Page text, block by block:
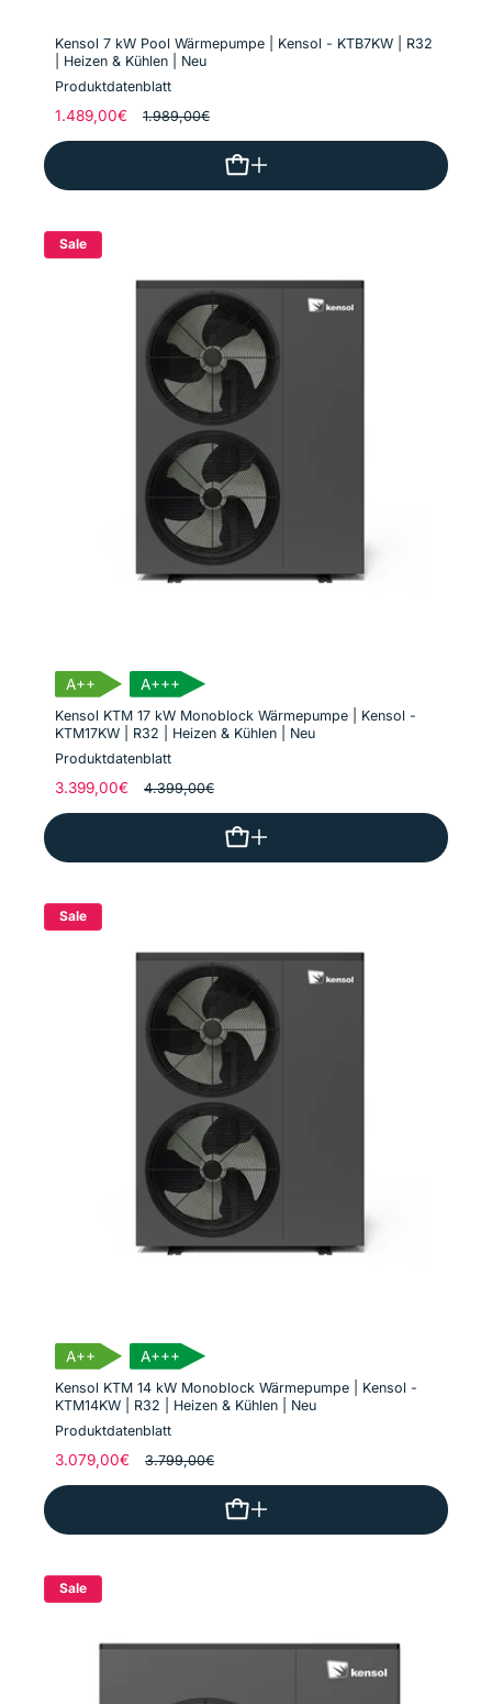
Kensol 7 kW Pool Wärmepumpe | Kensol - KTB7KW | R32
| Heizen & Kühlen | Neu
Produktdatenblatt
Normaler
1.489,00€ Verkaufspreis
1.989,00€
Sale
A++ A+++
Kensol KTM 17 kW Monoblock Wärmepumpe | Kensol -
KTM17KW | R32 | Heizen & Kühlen | Neu
Produktdatenblatt
Normaler
3.399,00€ Verkaufspreis
4.399,00€
Sale
A++ A+++
Kensol KTM 14 kW Monoblock Wärmepumpe | Kensol -
KTM14KW | R32 | Heizen & Kühlen | Neu
Produktdatenblatt
Normaler
3.079,00€ Verkaufspreis
3.799,00€
Sale